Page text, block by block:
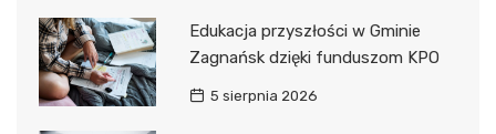
Edukacja przyszłości w Gminie
Zagnańsk dzięki funduszom KPO
5 sierpnia 2026